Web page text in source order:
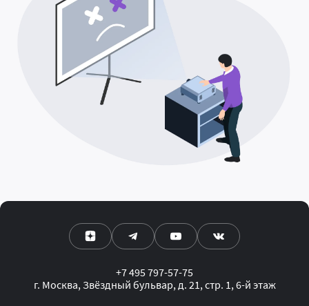
+7 495 797-57-75
г. Москва, Звёздный бульвар, д. 21, стр. 1, 6-й этаж